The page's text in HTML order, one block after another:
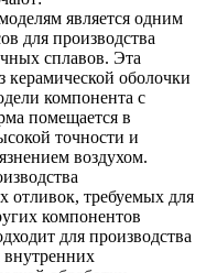
является одним
для производства
сплавов. Эта
керамической оболочки
компонента с
помещается в
точности и
воздухом.
отливок, требуемых для
компонентов
для производства